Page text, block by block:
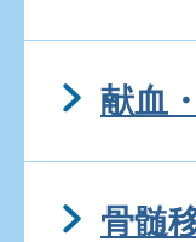
献血
骨髄